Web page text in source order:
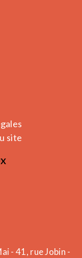
site
- 41, rue Jobin -